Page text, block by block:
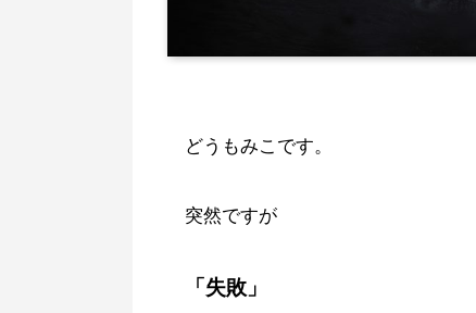
どうもみこです。
突然ですが
「失敗」